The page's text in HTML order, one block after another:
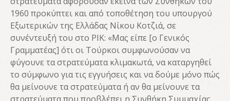
1960 προκύπτει και από τοποθέτηση του υπουργού
Εξωτερικών της Ελλάδας Νίκου Κοτζιά, σε
συνέντευξή του στο ΡΙΚ: «Μας είπε [ο Γενικός
Γραμματέας] ότι οι Τούρκοι συμφωνούσαν να
φύγουνε τα στρατεύματα κλιμακωτά, να καταργηθεί
το σύμφωνο για τις εγγυήσεις και να δούμε μόνο πώς
θα μείνουνε τα στρατεύματα ή αν θα μείνουνε τα